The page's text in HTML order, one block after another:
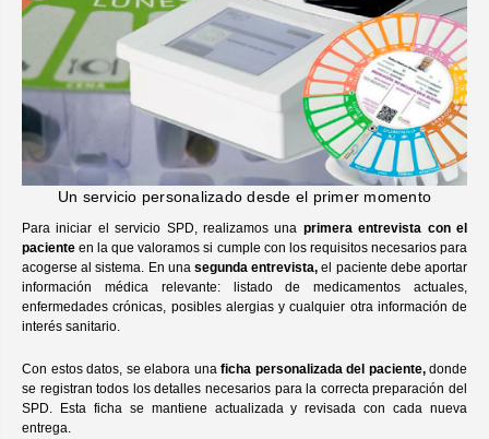
Un servicio personalizado desde el primer momento
Para iniciar el servicio SPD, realizamos una primera entrevista con el
paciente en la que valoramos si cumple con los requisitos necesarios para
acogerse al sistema. En una segunda entrevista, el paciente debe aportar
información médica relevante: listado de medicamentos actuales,
enfermedades crónicas, posibles alergias y cualquier otra información de
interés sanitario.
Con estos datos, se elabora una ficha personalizada del paciente,donde
se registran todos los detalles necesarios para la correcta preparación del
SPD. Esta ficha se mantiene actualizada y revisada con cada nueva
entrega.